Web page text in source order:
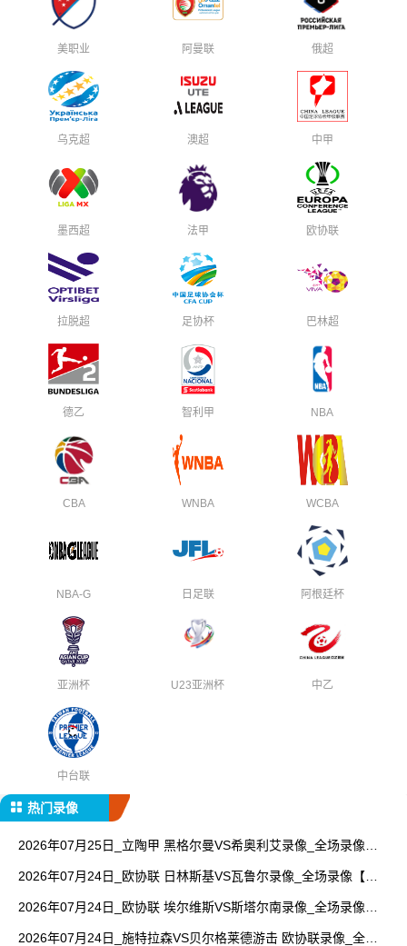
美职业 阿曼联 俄超
乌克超 澳超 中甲
墨西超 法甲 欧协联
拉脱超 足协杯 巴林超
德乙 智利甲 NBA
CBA WNBA WCBA
NBA-G 日足联 阿根廷杯
亚洲杯 U23亚洲杯 中乙
中台联
热门录像
2026年07月25日_立陶甲 黑格尔曼VS希奥利艾录像_全场录像
2026年07月24日_欧协联 日林斯基VS瓦鲁尔录像_全场录像【全
2026年07月24日_欧协联 埃尔维斯VS斯塔尔南录像_全场录像
2026年07月24日_施特拉森VS贝尔格莱德游击 欧协联录像_全场